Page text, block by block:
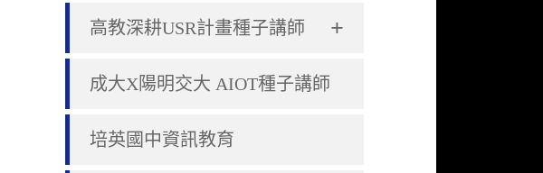
+
高教深耕USR計畫種子講師
成大X陽明交大 AIOT種子講師
培英國中資訊教育